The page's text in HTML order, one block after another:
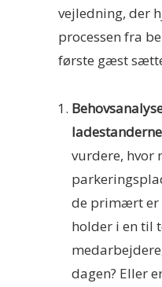
vejledning, der
processen fra
første gæst
vurdere, hvor
de primært er
holder i en til
dagen? Eller